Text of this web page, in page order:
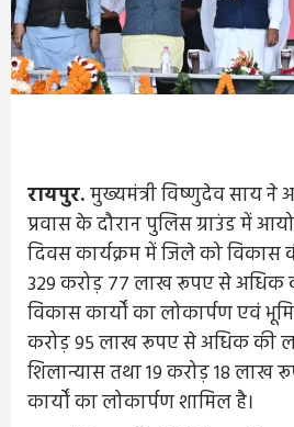
रायपुर.मुख्यमंत्री विष्णुदेव साय
प्रवास के दौरान पुलिस ग्राउंड में
दिवस कार्यक्रम में जिले को विकास
329 करोड़ 77 लाख रूपए से अधिक
विकास कार्यों का लोकार्पण एवं
करोड़ 95 लाख रूपए से अधिक की
शिलान्यास तथा 19 करोड़ 18 लाख
कार्यों का लोकार्पण शामिल है।